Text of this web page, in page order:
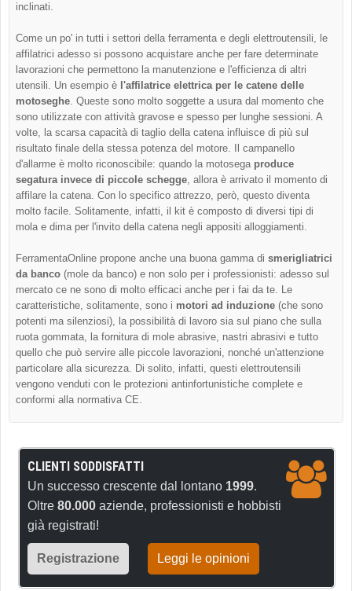
inclinati.
Come un po' in tutti i settori della ferramenta e degli elettroutensili, le
affilatrici adesso si possono acquistare anche per fare determinate
lavorazioni che permettono la manutenzione e l'efficienza di altri
utensili. Un esempio è l'affilatrice elettrica per le catene delle
motoseghe. Queste sono molto soggette a usura dal momento che
sono utilizzate con attività gravose e spesso per lunghe sessioni. A
volte, la scarsa capacità di taglio della catena influisce di più sul
risultato finale della stessa potenza del motore. Il campanello
d'allarme è molto riconoscibile: quando la motosega produce
segatura invece di piccole schegge, allora è arrivato il momento di
affilare la catena. Con lo specifico attrezzo, però, questo diventa
molto facile. Solitamente, infatti, il kit è composto di diversi tipi di
mola e dima per l'invito della catena negli appositi alloggiamenti.
FerramentaOnline propone anche una buona gamma di smerigliatrici
da banco (mole da banco) e non solo per i professionisti: adesso sul
mercato ce ne sono di molto efficaci anche per i fai da te. Le
caratteristiche, solitamente, sono i motori ad induzione (che sono
potenti ma silenziosi), la possibilità di lavoro sia sul piano che sulla
ruota gommata, la fornitura di mole abrasive, nastri abrasivi e tutto
quello che può servire alle piccole lavorazioni, nonché un'attenzione
particolare alla sicurezza. Di solito, infatti, questi elettroutensili
vengono venduti con le protezioni antinfortunistiche complete e
conformi alla normativa CE.
CLIENTI SODDISFATTI
Un successo crescente dal lontano 1999.
Oltre 80.000 aziende, professionisti e hobbisti
già registrati!
Registrazione Leggi le opinioni